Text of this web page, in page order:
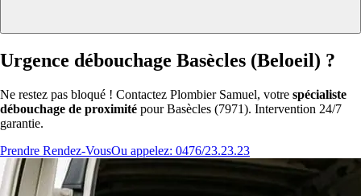
Urgence débouchage Basècles (Beloeil) ?
Ne restez pas bloqué ! Contactez Plombier Samuel, votre spécialiste
débouchage de proximité pour Basècles (7971). Intervention 24/7
garantie.
Prendre Rendez-VousOu appelez: 0476/23.23.23